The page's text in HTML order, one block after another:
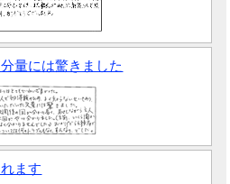
量には驚きました
ます